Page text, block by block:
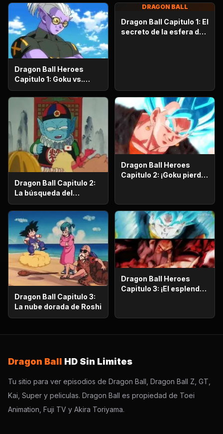
Dragon Ball Heroes
Capitulo 1: Goku vs.
Goku. Inicia una
apasionante batalla en
la prisión planetaria!
DRAGON BALL
Dragon Ball Capitulo 1: El
secreto de la esfera del
Dragon Ball Capitulo 2:
La búsqueda del
emperador
Dragon Ball Heroes
Capitulo 2: ¡Goku pierde
Dragon Ball Capitulo 3:
La nube dorada de Roshi
Dragon Ball Heroes
Capitulo 3: ¡El esplendor
explota!
Dragon Ball HD Sin Limites
Tu sitio para ver episodios de Dragon Ball, Dragon Ball Z, GT,
Kai, Super y peliculas. Dragon Ball es propiedad de Toei
Animation, Fuji TV y Akira Toriyama.